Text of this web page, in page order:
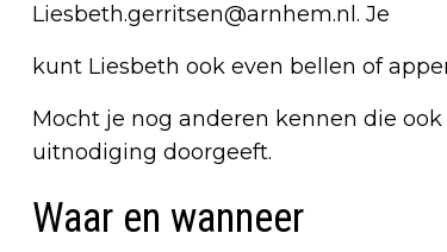
Liesbeth.gerritsen@arnhem.nl . Je
kunt Liesbeth ook even bellen of
Mocht je nog anderen kennen die
uitnodiging doorgeeft.
Waar en wanneer